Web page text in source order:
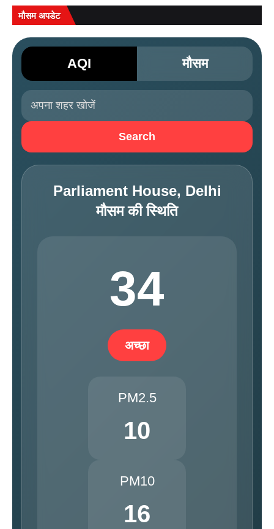
मौसम अपडेट
AQI मौसम
Search
Parliament House, Delhi
मौसम की स्थिति
34
अच्छा
PM2.5
10
PM10
16